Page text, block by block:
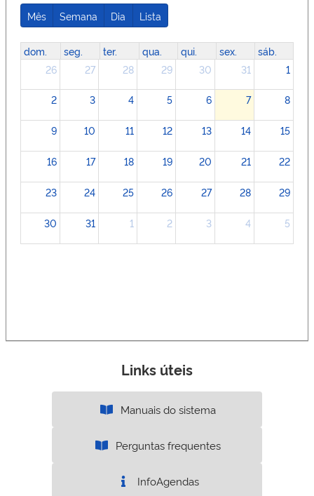
Mês Semana Dia Lista
dom. seg. ter. qua. qui. sex.
sáb.
26
27 28 29 30 31 1
2 3 4 5 6 7 8
9 10 11 12 13 14 15
16 17 18 19 20 21 22
23 24 25 26 27 28 29
30 31 1 2 3 4 5
Links úteis
Manuais do sistema
Perguntas frequentes
InfoAgendas